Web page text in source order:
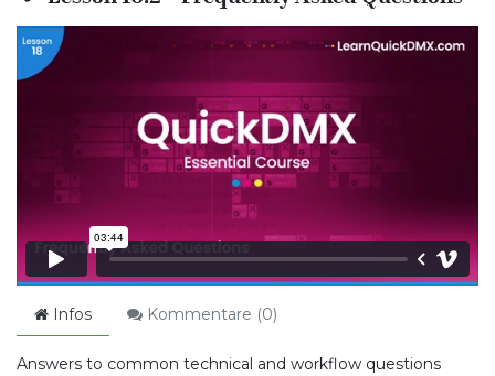
Infos Kommentare (0)
Answers to common technical and workflow questions